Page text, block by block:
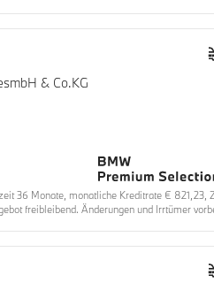
& Co.KG
36 Monate, monatliche Kreditrate € 821,23,
freibleibend. Änderungen und Irrtümer